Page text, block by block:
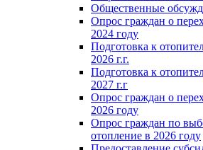
Общественные
Опрос граждан о
2024 году
Подготовка к
2026 г.г.
Подготовка к
2027 г.г
Опрос граждан о
2026 году
Опрос граждан по
отопление в 2026 году